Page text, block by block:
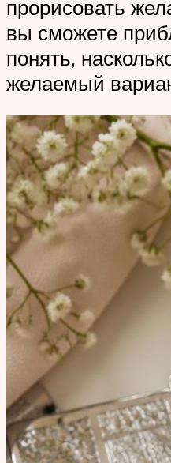
прорисовать
вы сможете
понять,
желаемый